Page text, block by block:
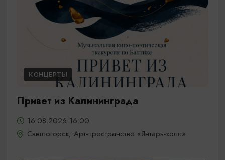
КОНЦЕРТЫ
Привет из Калининграда
16.08.2026 16:00
Светлогорск, Арт-пространство «Янтарь-холл»